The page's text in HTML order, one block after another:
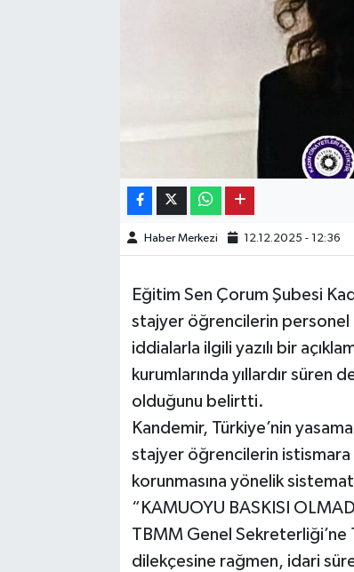
Haber Merkezi 12.12.2025 - 12:36
Eğitim Sen Çorum Şubesi
stajyer öğrencilerin personel
iddialarla ilgili yazılı bir
kurumlarında yıllardır süren
olduğunu belirtti.
Kandemir, Türkiye’nin
stajyer öğrencilerin istismara
korunmasına yönelik
“KAMUOYU BASKISI
TBMM Genel Sekreterliği’ne
dilekçesine rağmen, idari
Osmancık